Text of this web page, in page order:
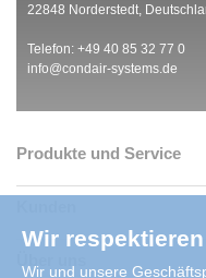
22848 Norderstedt,
Telefon: +49 40 85 32 77 0
info@condair-systems.de
Produkte und Service
Wir
Wir und unsere